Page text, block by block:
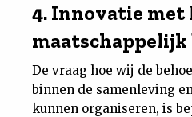
4. Innovatie met
maatschappelijk
De vraag hoe wij de
binnen de samenleving
kunnen organiseren, is